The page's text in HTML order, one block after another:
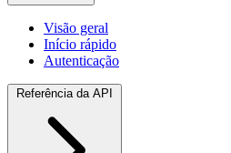
Visão geral
Início rápido
Autenticação
Referência da API